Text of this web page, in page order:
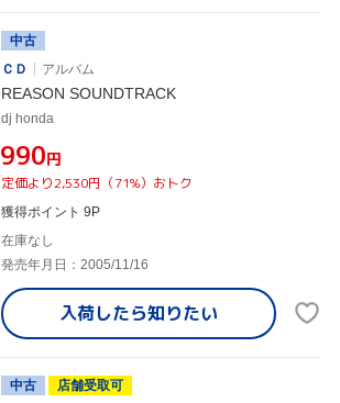
中古
ＣＤ
アルバム
REASON SOUNDTRACK
dj honda
¥990円
定価より2,530円（71%）おトク
獲得ポイント 9P
在庫なし
発売年月日：2005/11/16
入荷したら知りたい
中古
店舗受取可